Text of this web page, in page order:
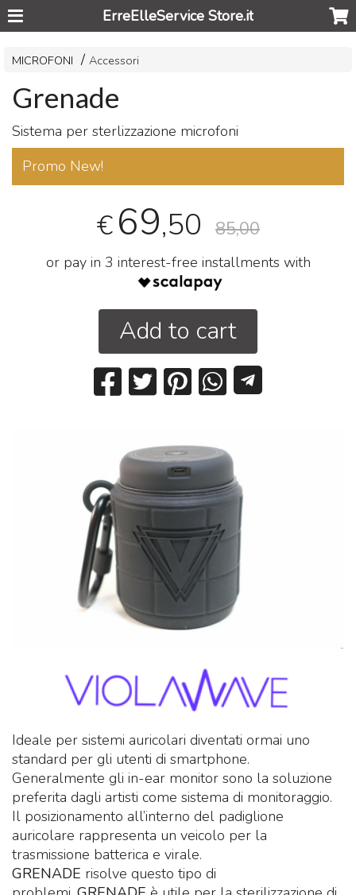
ErreElleService Store.it
MICROFONI Accessori
Grenade
Sistema per sterlizzazione microfoni
Promo New!
€69,50 85,00
or pay in 3 interest-free installments with
Add to cart
Ideale per sistemi auricolari diventati ormai uno
standard per gli utenti di smartphone.
Generalmente gli in-ear monitor sono la soluzione
preferita dagli artisti come sistema di monitoraggio.
Il posizionamento all’interno del padiglione
auricolare rappresenta un veicolo per la
trasmissione batterica e virale.
GRENADE risolve questo tipo di